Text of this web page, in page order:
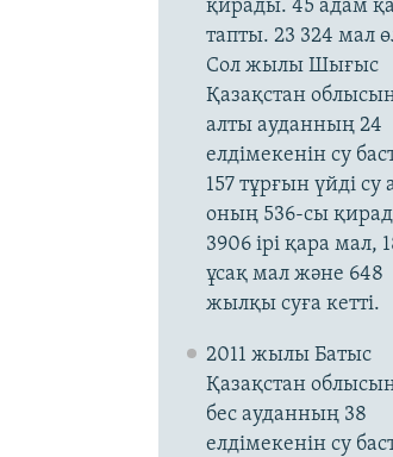
қирады. 45 адам
тапты. 23 324 мал
Сол жылы Шығыс
Қазақстан
алты ауданның 24
елдімекенін су
157 тұрғын үйді су
оның 536-сы
3906 ірі қара мал,
ұсақ мал және 648
жылқы суға кетті.
2011 жылы Батыс
Қазақстан
бес ауданның 38
елдімекенін су